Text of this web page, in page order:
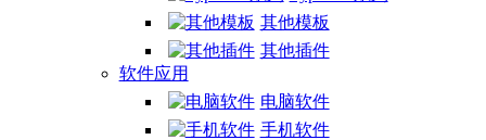
其他模板
其他插件
软件应用
电脑软件
手机软件